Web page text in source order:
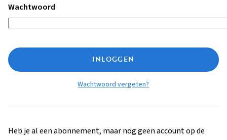
Wachtwoord
INLOGGEN
Wachtwoord vergeten?
Heb je al een abonnement, maar nog geen account op de